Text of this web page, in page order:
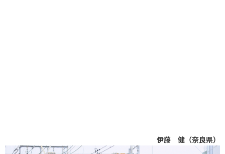
伊藤 健（奈良県）